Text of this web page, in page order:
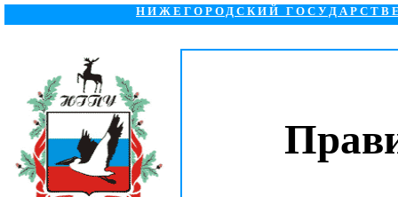
НИЖЕГОРОДСКИЙ